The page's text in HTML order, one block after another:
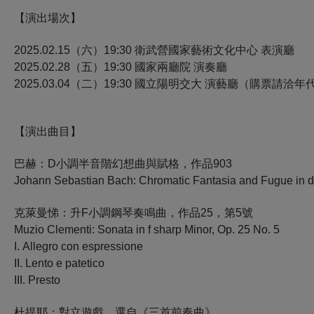
【演出場次】
2025.02.15（六）19:30 衛武營國家藝術文化中心 表演廳
2025.02.28（五）19:30 國家兩廳院 演奏廳
2025.03.04 （二） 19:30 國立陽明交大 演藝廳（購票請洽年
【演出曲目】
巴赫：D小調半音階幻想曲與賦格，作品903
Johann Sebastian Bach: Chromatic Fantasia and Fugue in
克萊曼悌：升F小調鋼琴奏鳴曲，作品25，第5號
Muzio Clementi: Sonata in f sharp Minor, Op. 25 No. 5
I. Allegro con espressione
II. Lento e patetico
III. Presto